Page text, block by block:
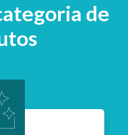
de